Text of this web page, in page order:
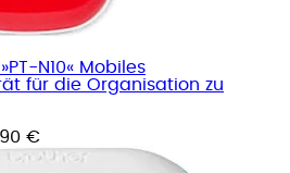
N10« Mobiles
für die Organisation zu
€